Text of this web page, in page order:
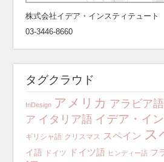
株式会社イデア・インスティテュート
03-3446-8660
タグクラウド
InDesign アメリカ アラビア語
ア イタリア語 イデア・イ
ギリシャ語 クリスマス スペイン ス
イ語 ドイツ ドイツ語 ヒンディー語 フ